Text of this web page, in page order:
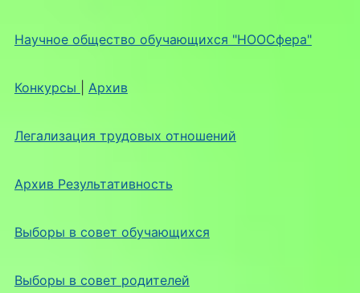
Научное общество обучающихся "НООСфера"
Конкурсы Архив
Легализация трудовых отношений
Архив Результативность
Выборы в совет обучающихся
Выборы в совет родителей